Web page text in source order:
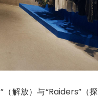
解放）与“Raiders”（探